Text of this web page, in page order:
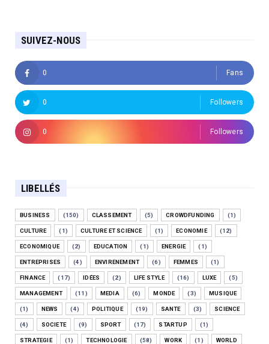
SUIVEZ-NOUS
0 Fans
0 Followers
0 Followers
LIBELLÉS
BUSINESS (150) CLASSEMENT (5) CROWDFUNDING (1)
CULTURE (1) CULTURE ET SCIENCE (1) ECONOMIE (12)
ECONOMIQUE (2) EDUCATION (1) ENERGIE (1)
ENTREPRISES (4) ENVIRENEMENT (6) FEMMES (1)
FINANCE (17) IDÉES (2) LIFE STYLE (16) LUXE (5)
MANAGEMENT (11) MEDIA (6) MONDE (3) MUSIQUE
(1) NEWS (4) POLITIQUE (19) SANTE (3) SCIENCE
(4) SOCIETE (9) SPORT (17) STARTUP (1)
STRATEGIE (1) TECHNOLOGIE (58) WORK (1) WORLD